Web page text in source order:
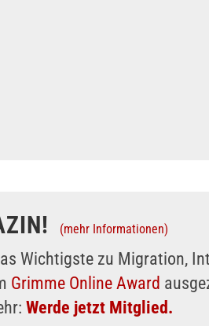
(mehr Informationen)
Wichtigste zu Migration,
Grimme Online Award
Werde jetzt Mitglied.